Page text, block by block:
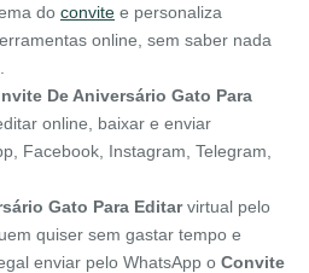
do convite e personaliza
online, sem saber nada
De Aniversário Gato Para
online, baixar e enviar
Facebook, Instagram, Telegram,
Gato Para Editarvirtual pelo
quiser sem gastar tempo e
enviar pelo WhatsApp o Convite